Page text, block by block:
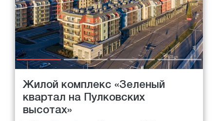
Жилой комплекс «Зеленый
квартал на Пулковских
высотах»